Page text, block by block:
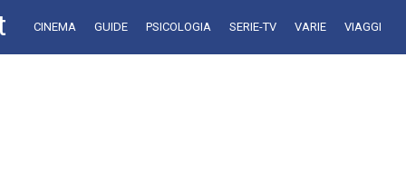
CINEMA GUIDE PSICOLOGIA SERIE-TV VARIE VIAGGI